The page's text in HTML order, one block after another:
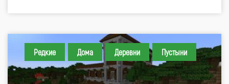
Редкие Дома Деревни Пустыни